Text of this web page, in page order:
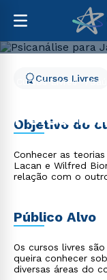
Cursos Livres
Lacan e
Cursos Livres
Objetivo do
Conhecer as
Lacan e Wilfred
relação com o
Público Alvo
Os cursos livres
queira conhecer
diversas áreas do